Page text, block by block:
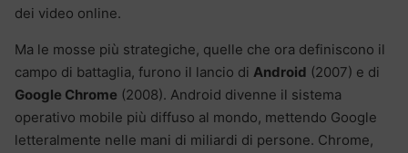
dei video online.
Ma le mosse più strategiche, quelle che ora definiscono il
campo di battaglia, furono il lancio di Android (2007) e di
Google Chrome (2008). Android divenne il sistema
operativo mobile più diffuso al mondo, mettendo Google
letteralmente nelle mani di miliardi di persone. Chrome,